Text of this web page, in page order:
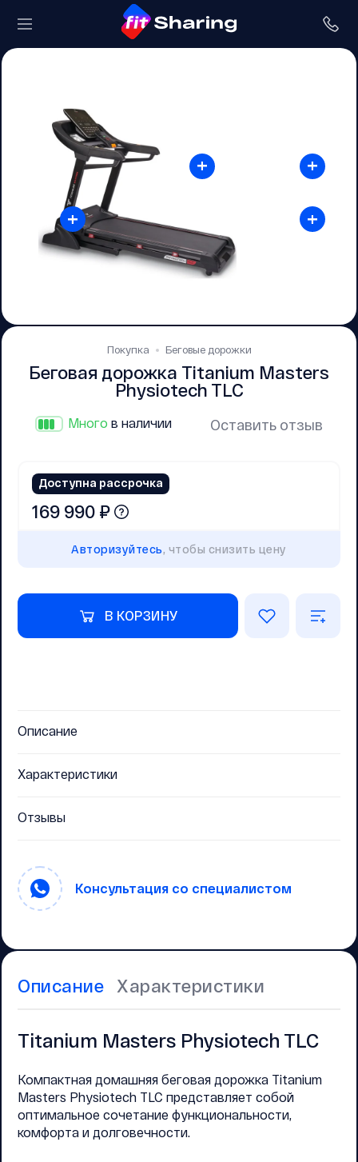
+
+
+
+
Описание Характеристики
Titanium Masters Physiotech TLC
Компактная домашняя беговая дорожка Titanium
Masters Physiotech TLC представляет собой
оптимальное сочетание функциональности,
комфорта и долговечности.
Покупка Беговые дорожки
Беговая дорожка Titanium Masters
Physiotech TLC
Много в наличии Оставить отзыв
Доступна рассрочка
169 990 ₽
Авторизуйтесь, чтобы снизить цену
В КОРЗИНУ
Описание
Характеристики
Отзывы
Консультация со специалистом